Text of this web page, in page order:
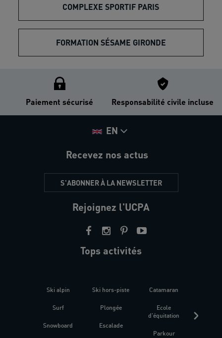
COMPLEXE SPORTIF PARIS
FORMATION SÉSAME GIRONDE
Paiement sécurisé Responsabilité civile incluse
EN
Recevez nos actus
S'ABONNER À LA NEWSLETTER
Rejoignez l'UCPA
Tops activités
Ski alpin
Surf
Snowboard
Ski hors-piste
Plongée
Escalade
Catamaran
Ecole
d'équitation
Parkour